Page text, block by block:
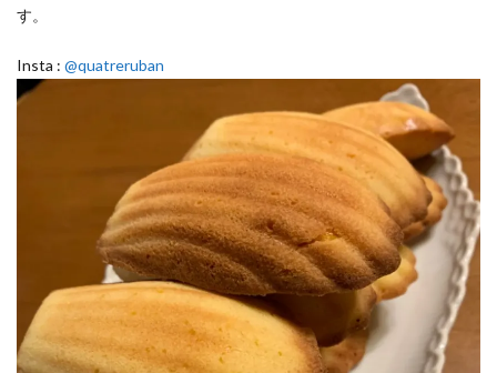
す。
Insta : @quatreruban